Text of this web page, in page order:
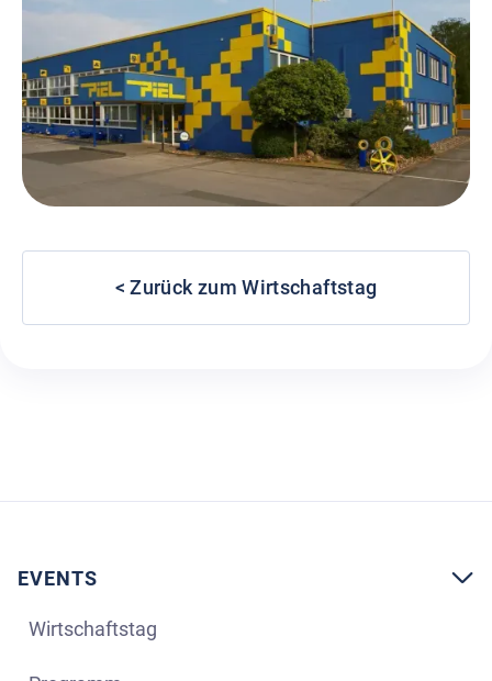
< Zurück zum Wirtschaftstag
EVENTS 
Wirtschaftstag